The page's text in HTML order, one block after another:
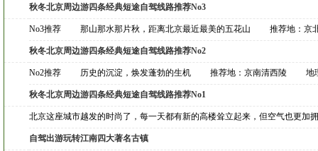
秋冬北京周边游四条经典短途自驾线路推荐No3
No3推荐 那山那水那片秋，距离北京最近最美的五花山 推荐地：
秋冬北京周边游四条经典短途自驾线路推荐No2
No2推荐 历史的沉淀，焕发蓬勃的生机 推荐地：京南清西陵 地理
秋冬北京周边游四条经典短途自驾线路推荐No1
北京这座城市越发的时尚了，每一天都有新的高楼耸立起来，但空气也更加
自驾出游玩转江南四大著名古镇